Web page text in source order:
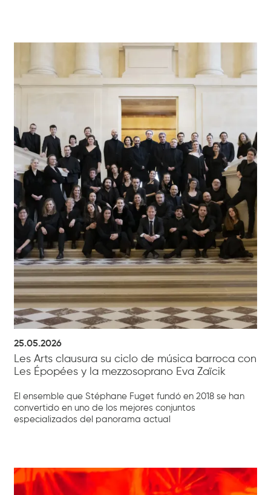
25.05.2026
Les Arts clausura su ciclo de música barroca con
Les Épopées y la mezzosoprano Eva Zaïcik
El ensemble que Stéphane Fuget fundó en 2018 se han
convertido en uno de los mejores conjuntos
especializados del panorama actual